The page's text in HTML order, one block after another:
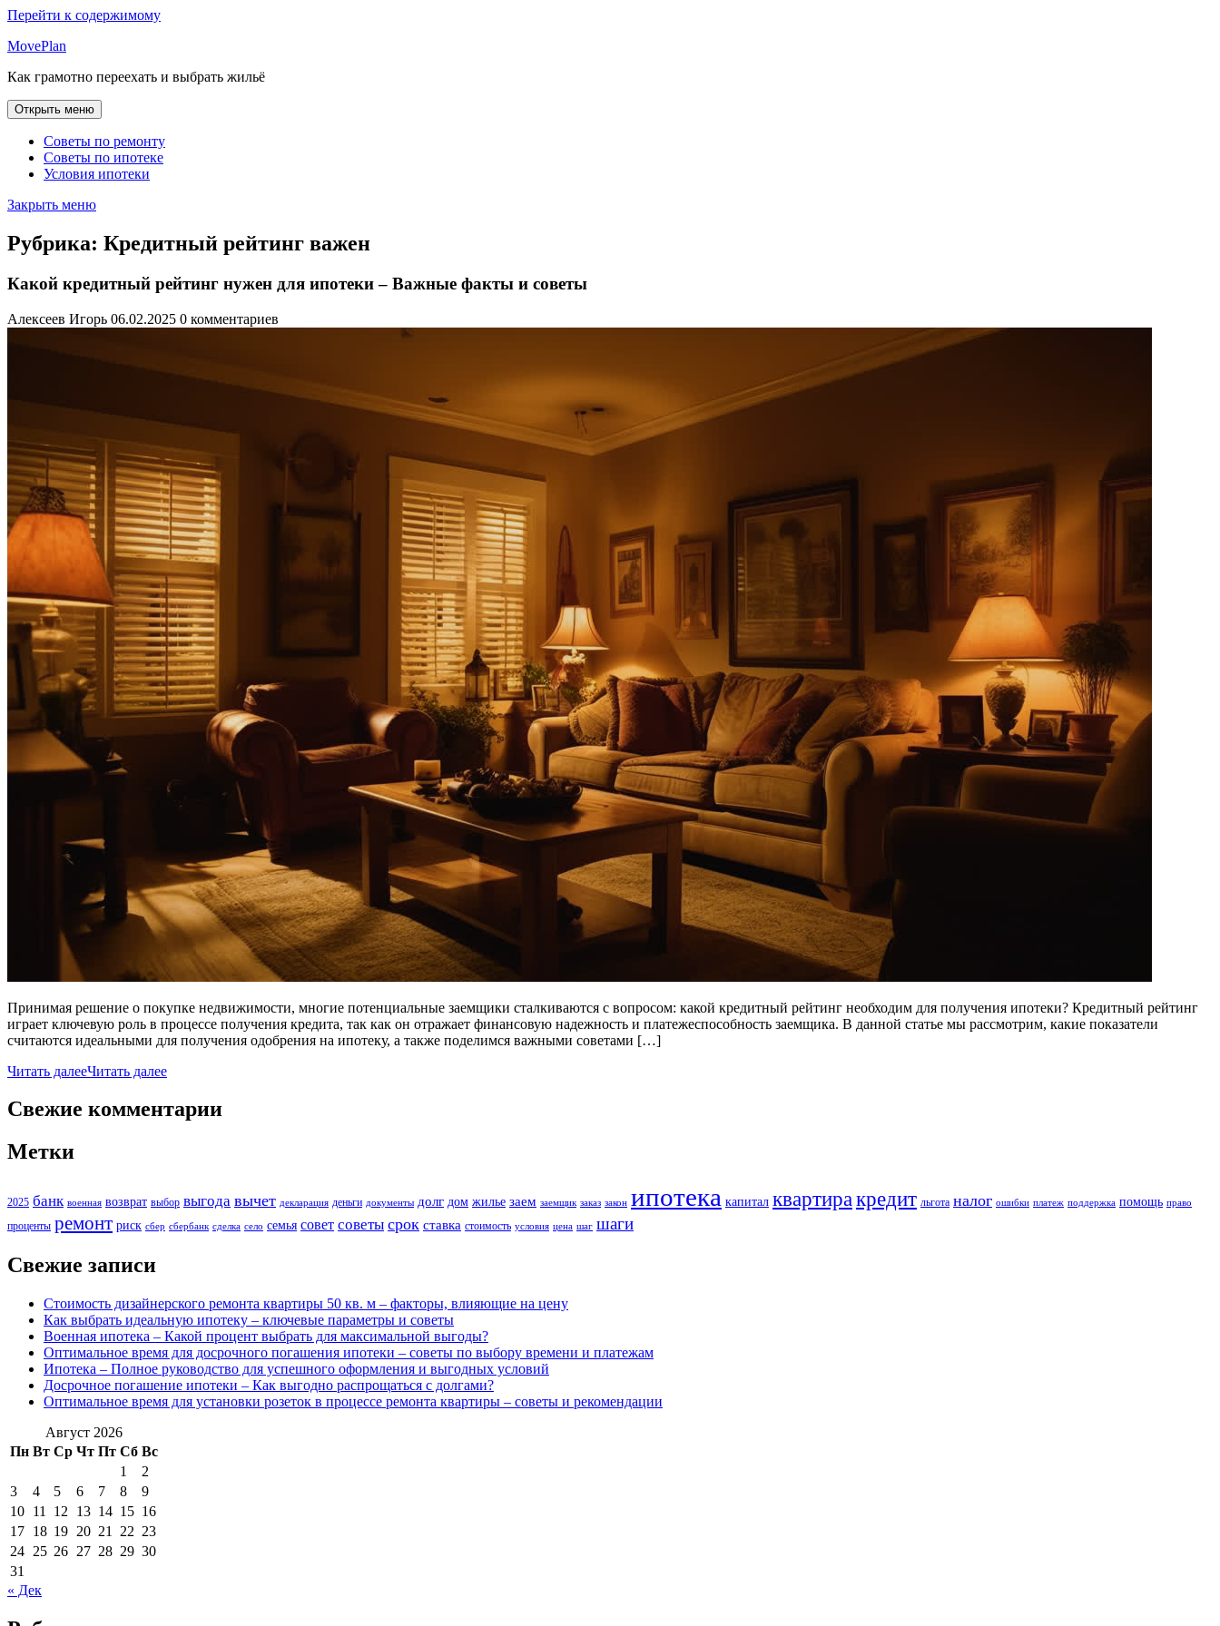
Перейти к содержимому
MovePlan
Как грамотно переехать и выбрать жильё
Открыть меню
Советы по ремонту
Советы по ипотеке
Условия ипотеки
Закрыть меню
Рубрика: Кредитный рейтинг важен
Какой кредитный рейтинг нужен для ипотеки – Важные факты и советы
Алексеев Игорь 06.02.2025 0 комментариев
Принимая решение о покупке недвижимости, многие потенциальные заемщики сталкиваются с вопросом: какой кредитный рейтинг необходим для получения ипотеки? Кредитный рейтинг
играет ключевую роль в процессе получения кредита, так как он отражает финансовую надежность и платежеспособность заемщика. В данной статье мы рассмотрим, какие показатели
считаются идеальными для получения одобрения на ипотеку, а также поделимся важными советами […]
Читать далееЧитать далее
Свежие комментарии
Метки
2025 банк военная возврат выбор выгода вычет декларация деньги документы долг дом жилье заем заемщик заказ закон ипотека капитал квартиракредит льгота налог ошибки платеж поддержка помощь право
проценты ремонт риск сбер сбербанк сделка село семья совет советы срок ставка стоимость условия цена шаг шаги
Свежие записи
Стоимость дизайнерского ремонта квартиры 50 кв. м – факторы, влияющие на цену
Как выбрать идеальную ипотеку – ключевые параметры и советы
Военная ипотека – Какой процент выбрать для максимальной выгоды?
Оптимальное время для досрочного погашения ипотеки – советы по выбору времени и платежам
Ипотека – Полное руководство для успешного оформления и выгодных условий
Досрочное погашение ипотеки – Как выгодно распрощаться с долгами?
Оптимальное время для установки розеток в процессе ремонта квартиры – советы и рекомендации
Август 2026
Пн Вт Ср Чт Пт Сб Вс
1
2
3
4 5 6 7 8
9
10 11 12 13 14 15 16
17 18 19 20 21 22 23
24 25 26 27 28 29 30
31
« Дек